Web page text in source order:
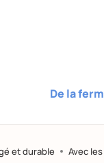
De la
et durable Avec